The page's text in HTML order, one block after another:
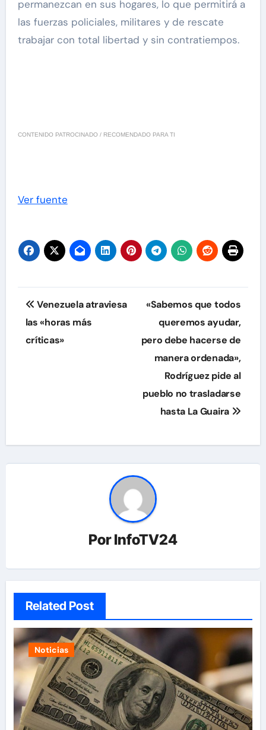
permanezcan en sus hogares, lo que permitirá a
las fuerzas policiales, militares y de rescate
trabajar con total libertad y sin contratiempos.
CONTENIDO PATROCINADO / RECOMENDADO PARA TI
Ver fuente
Navegación
de
entradas
Venezuela atraviesa
las «horas más
críticas»
«Sabemos que todos
queremos ayudar,
pero debe hacerse de
manera ordenada»,
Rodríguez pide al
pueblo no trasladarse
hasta La Guaira
PorInfoTV24
Related Post
Noticias